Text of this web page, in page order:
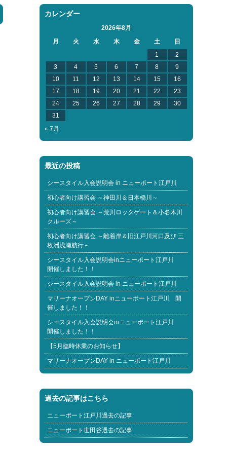
カレンダー
2026年8月
月
火 水 木 金 土
日
1
2
3
4 5 6 7 8
9
10
11 12 13 14 15
16
17
18 19 20 21 22
23
24
25 26 27 28 29
30
31
« 7月
最近の投稿
シースタイル入会説明会 in ニューポート江戸川
初心者向け講習会 ～神田川＆日本橋川～
初心者向け講習会 ～荒川ロックゲート＆小名木川
クルーズ～
初心者向け講習会 ～離着岸＆旧江戸川河口及び 三
枚洲浅瀬航行～
シースタイル入会説明会inニューポート江戸川
開催しました！！
シースタイル入会説明会 in ニューポート江戸川
マリーナオープンDAY inニューポート江戸川 開
催しました！！
シースタイル入会説明会inニューポート江戸川
開催しました！！
【5月臨時休業のお知らせ】
マリーナオープンDAY in ニューポート江戸川
過去の記事はこちら
ニューポート江戸川過去の記事
ニューポート世田谷過去の記事